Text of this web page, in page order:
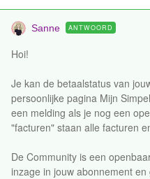
Sanne ANTWOORD
Hoi!
Je kan de betaalstatus van
persoonlijke pagina Mijn
een melding als je nog een
"facturen" staan alle facturen
De Community is een
inzage in jouw abonnement